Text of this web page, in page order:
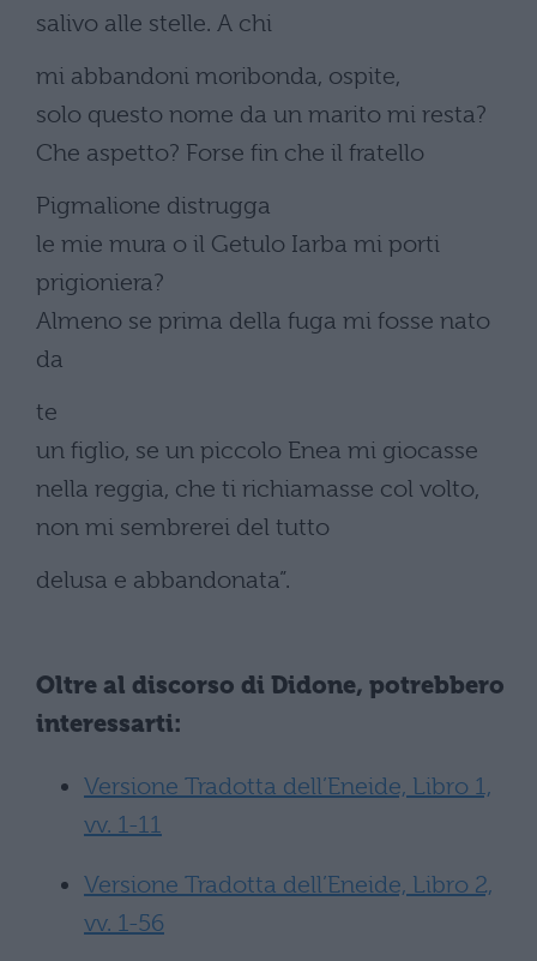
salivo alle stelle. A chi
mi abbandoni moribonda, ospite,
solo questo nome da un marito mi resta?
Che aspetto? Forse fin che il fratello
Pigmalione distrugga
le mie mura o il Getulo Iarba mi porti
prigioniera?
Almeno se prima della fuga mi fosse nato
da
te
un figlio, se un piccolo Enea mi giocasse
nella reggia, che ti richiamasse col volto,
non mi sembrerei del tutto
delusa e abbandonata”.
Oltre al discorso di Didone, potrebbero
interessarti:
Versione Tradotta dell’Eneide, Libro 1,
vv. 1-11
Versione Tradotta dell’Eneide, Libro 2,
vv. 1-56